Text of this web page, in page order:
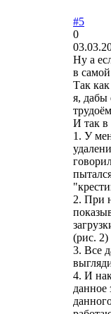
#5
0
Ну а
в
Так
я, дабы
И так в
1. У
2. При
(рис. 2)
3. Все
4. И
данное